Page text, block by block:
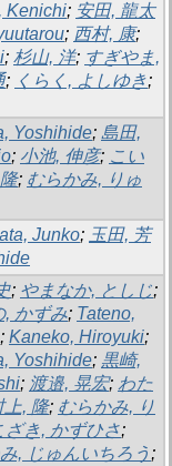
Kenichi; 安田, 龍太
; 西村, 康;
; 杉山, 洋; すぎやま,
; くらく, よしゆき;
Yoshihide; 島田,
; 小池, 伸彦; こい
; むらかみ, りゅ
Junko; 玉田, 芳
; やまなか, としじ;
, かずみ; Tateno,
; Kaneko, Hiroyuki;
Yoshihide; 黒崎,
; 渡邉, 晃宏; わた
上, 隆; むらかみ, り
ざき, かずひさ;
, じゅんいちろう ;